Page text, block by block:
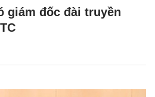
giám đốc đài truyền